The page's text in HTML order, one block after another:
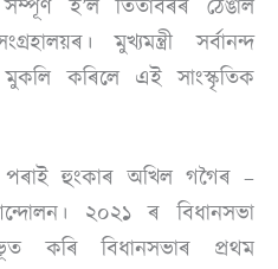
হ’ল তিতাবৰৰ ঠেঙাল
মুখ্যমন্ত্ৰী সৰ্বানন্দ
মুকলি কৰিলে এই সাংস্কৃতিক
পৰাই হুংকাৰ অখিল গগৈৰ –
২০২১ ৰ বিধানসভা
কৰি বিধানসভাৰ প্ৰথম